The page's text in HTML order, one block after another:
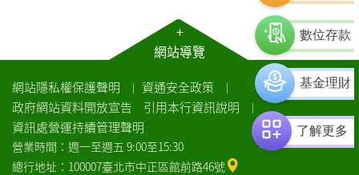
+
網站導覽
網站隱私權保護聲明 ｜ 資通安全政策 ｜
政府網站資料開放宣告 引用本行資訊說明 ｜
資訊處營運持續管理聲明
營業時間：週一至週五 9:00至15:30
總行地址：100007臺北市中正區館前路46號
數位存款
基金理財
了解更多